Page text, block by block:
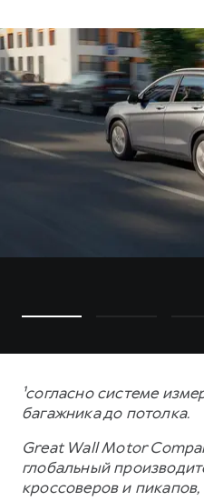
¹согласно системе
багажника до потолка.
Great Wall Motor
глобальный
кроссоверов и